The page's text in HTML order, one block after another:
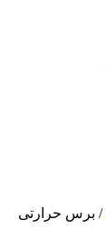
/ برس حرارتی